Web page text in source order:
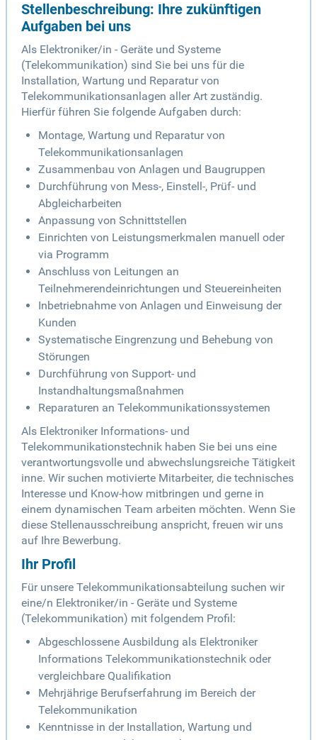
Stellenbeschreibung: Ihre zukünftigen
Aufgaben bei uns
Als Elektroniker/in - Geräte und Systeme
(Telekommunikation) sind Sie bei uns für die
Installation, Wartung und Reparatur von
Telekommunikationsanlagen aller Art zuständig.
Hierfür führen Sie folgende Aufgaben durch:
Montage, Wartung und Reparatur von
Telekommunikationsanlagen
Zusammenbau von Anlagen und Baugruppen
Durchführung von Mess-, Einstell-, Prüf- und
Abgleicharbeiten
Anpassung von Schnittstellen
Einrichten von Leistungsmerkmalen manuell oder
via Programm
Anschluss von Leitungen an
Teilnehmerendeinrichtungen und Steuereinheiten
Inbetriebnahme von Anlagen und Einweisung der
Kunden
Systematische Eingrenzung und Behebung von
Störungen
Durchführung von Support- und
Instandhaltungsmaßnahmen
Reparaturen an Telekommunikationssystemen
Als Elektroniker Informations- und
Telekommunikationstechnik haben Sie bei uns eine
verantwortungsvolle und abwechslungsreiche Tätigkeit
inne. Wir suchen motivierte Mitarbeiter, die technisches
Interesse und Know-how mitbringen und gerne in
einem dynamischen Team arbeiten möchten. Wenn Sie
diese Stellenausschreibung anspricht, freuen wir uns
auf Ihre Bewerbung.
Ihr Profil
Für unsere Telekommunikationsabteilung suchen wir
eine/n Elektroniker/in - Geräte und Systeme
(Telekommunikation) mit folgendem Profil:
Abgeschlossene Ausbildung als Elektroniker
Informations Telekommunikationstechnik oder
vergleichbare Qualifikation
Mehrjährige Berufserfahrung im Bereich der
Telekommunikation
Kenntnisse in der Installation, Wartung und